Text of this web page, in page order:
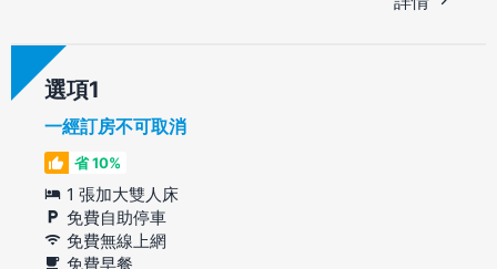
選項
一經訂房不可取消
省 10%
1 張加大雙人床
免費自助停車
免費無線上網
免費早餐